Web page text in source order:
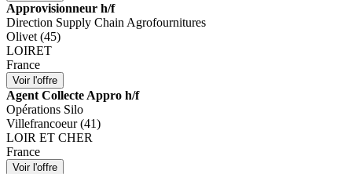
Approvisionneur h/f
Direction Supply Chain Agrofournitures
Olivet (45)
LOIRET
France
Agent Collecte Appro h/f
Opérations Silo
Villefrancoeur (41)
LOIR ET CHER
France